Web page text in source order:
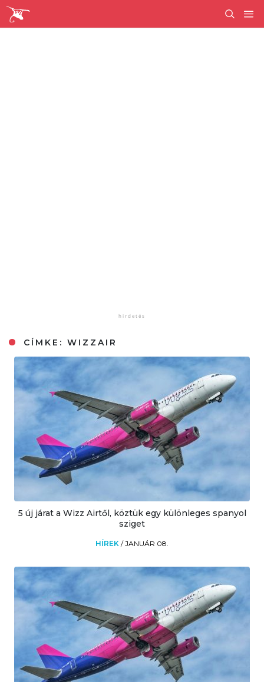
CÍMKE:WIZZAIR
5 új járat a Wizz Airtől, köztük egy különleges spanyol
sziget
HÍREK /JANUÁR 08.